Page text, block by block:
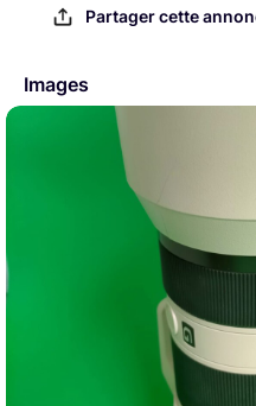
Partager cette
Images